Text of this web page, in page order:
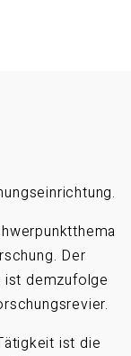
Der
demzufolge
ist die